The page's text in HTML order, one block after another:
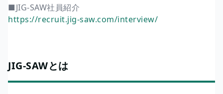
■JIG-SAW社員紹介
https://recruit.jig-saw.com/interview/
JIG-SAWとは